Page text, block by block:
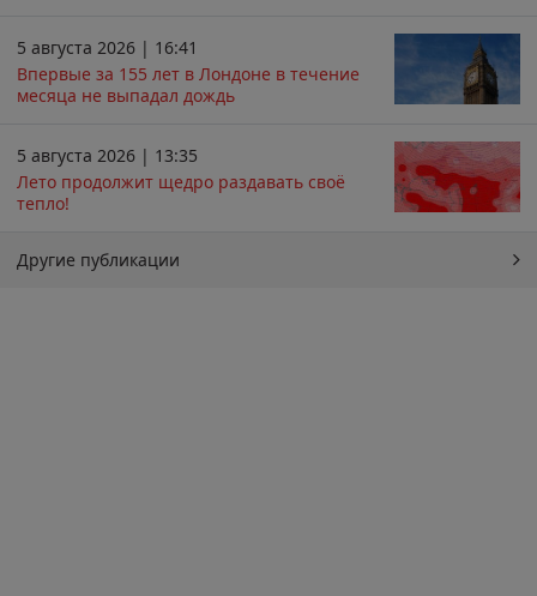
5 августа 2026 | 16:41
Впервые за 155 лет в Лондоне в течение
месяца не выпадал дождь
5 августа 2026 | 13:35
Лето продолжит щедро раздавать своё
тепло!
Другие публикации